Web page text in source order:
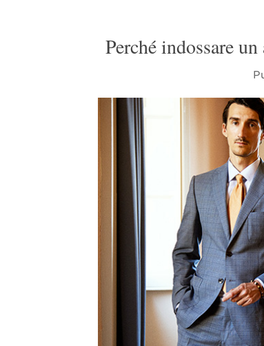
Perché indossare